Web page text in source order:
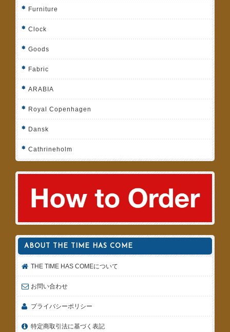
Furniture
Clock
Goods
Fabric
ARABIA
Royal Copenhagen
Dansk
Cathrineholm
ABOUT THE TIME HAS COME
THE TIME HAS COMEについて
お問い合わせ
プライバシーポリシー
特定商取引法に基づく表記